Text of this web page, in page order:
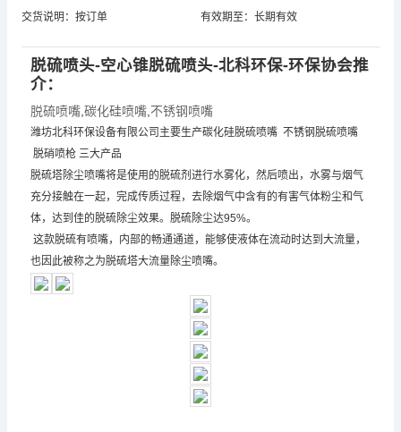
交货说明：按订单
有效期至：长期有效
脱硫喷头-空心锥脱硫喷头-北科环保-环保协会推
介：
脱硫喷嘴 碳化硅喷嘴 不锈钢喷嘴
潍坊北科环保设备有限公司主要生产碳化硅脱硫喷嘴 不锈钢脱硫喷嘴
脱硝喷枪 三大产品
脱硫塔除尘喷嘴将是使用的脱硫剂进行水雾化，然后喷出，水雾与烟气
充分接触在一起，完成传质过程，去除烟气中含有的有害气体粉尘和气
体，达到佳的脱硫除尘效果。脱硫除尘达95%。
这款脱硫有喷嘴，内部的畅通通道，能够使液体在流动时达到大流量，
也因此被称之为脱硫塔大流量除尘喷嘴。